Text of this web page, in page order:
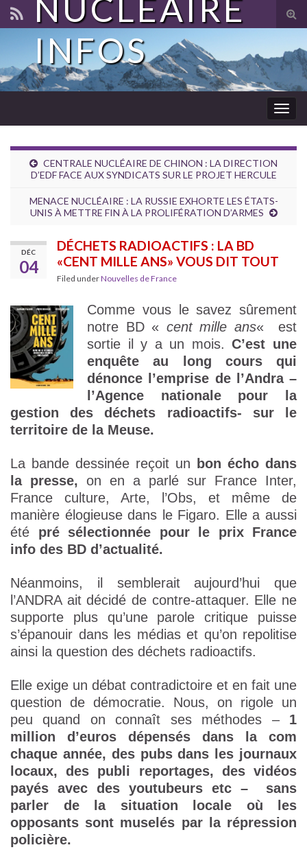
NUCLÉAIRE
INFOS
CENTRALE NUCLÉAIRE DE CHINON : LA DIRECTION
D’EDF FACE AUX SYNDICATS SUR LE PROJET HERCULE
MENACE NUCLÉAIRE : LA RUSSIE EXHORTE LES ÉTATS-
UNIS À METTRE FIN À LA PROLIFÉRATION D’ARMES
DÉC
04
DÉCHETS RADIOACTIFS : LA BD
«CENT MILLE ANS» VOUS DIT TOUT
Filed underNouvelles de France
Comme vous le savez sûrement
notre BD « cent mille ans« est
sortie il y a un mois.C’est une
enquête au long cours qui
dénonce l’emprise de l’Andra –
l’Agence nationale pour la
gestion des déchets radioactifs- sur le
territoire de la Meuse.
La bande dessinée reçoit un
bon écho dans
la presse, on en a parlé sur France Inter,
France culture, Arte, l’Obs, et même de
manière élogieuse dans le Figaro. Elle a aussi
été pré sélectionnée pour le prix France
info des BD d’actualité.
Néanmoins, il semblerait aujourd’hui que
l’ANDRA ait décidé de contre-attaquer. Elle ne
supporte plus qu’une parole critique puisse
s’épanouir dans les médias et qu’on repolitise
ainsi la question des déchets radioactifs.
Elle exige un débat contradictoire et en fait une
question de démocratie. Nous, on rigole un
peu quand on connaît ses méthodes – 1
million d’euros dépensés dans la com
chaque année, des pubs dans les journaux
locaux, des publi reportages, des vidéos
payés avec des youtubeurs etc – sans
parler de la situation locale où les
opposants sont muselés par la répression
policière.